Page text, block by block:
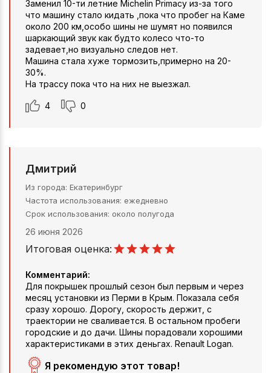
Заменил 10-ти летние Michelin Primacy из-за того
что машину стало кидать ,пока что пробег на Каме
около 200 км,особо шины не шумят но появился
шаркающий звук как будто колесо что-то
задевает,но визуально следов нет.
Машина стала хуже тормозить,примерно на 20-
30%.
На трассу пока что на них не выезжал.
4 0
Дмитрий
Из города Екатеринбург
Частота использования ежедневно
Срок использования около полугода
26 июня 2026
Итоговая оценка:
Комментарий:
Для покрышек прошлый сезон был первым и через
месяц установки из Перми в Крым. Показала себя
сразу хорошо. Дорогу, скорость держит, с
траектории не сваливается. В остальном пробеги
городские и до дачи. Шины порадовали хорошими
характеристиками в этих деньгах. Renault Logan.
Я рекомендую этот товар!